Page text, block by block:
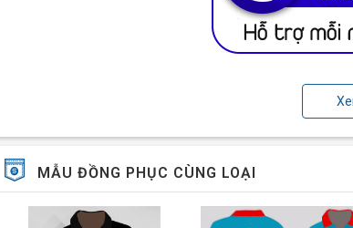
Mẫu áo đồng phục khách sạn Dreamy Beach Hotel
✓Mẫu áo được thiết kế với kiểu dáng đơn giản, nhưng
bắp tay, điều này không chỉ mang lại phong cách đó
MẪU ĐỒNG PHỤC CÙNG LOẠI